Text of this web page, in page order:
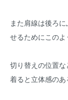
また肩線は後ろ
せるためにこの
切り替えの位置な
着ると立体感の